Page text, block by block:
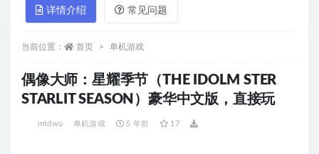
详情介绍 常见问题
当前位置： 首页 单机游戏
偶像大师：星耀季节（THE IDOLM STER
STARLIT SEASON）豪华中文版，直接玩
mtdwo 单机游戏 5 年前 17